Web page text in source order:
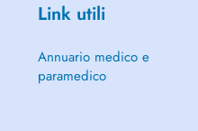
Link utili
Annuario medico e
paramedico